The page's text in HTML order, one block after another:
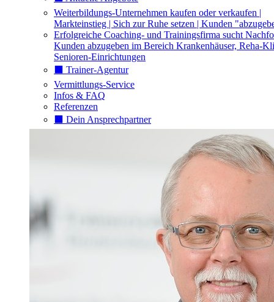
Weiterbildungs-Unternehmen kaufen oder verkaufen |
Markteinstieg | Sich zur Ruhe setzen | Kunden
Erfolgreiche Coaching- und Trainingsfirma sucht
Kunden abzugeben im Bereich Krankenhäuser, Reha-
Senioren-Einrichtungen
⬛️ Trainer-Agentur
Vermittlungs-Service
Infos & FAQ
Referenzen
⬛️ Dein Ansprechpartner